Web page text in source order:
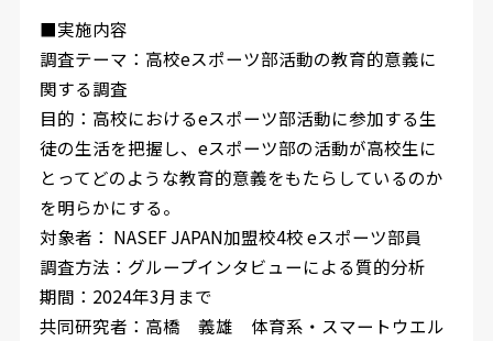
■実施内容
調査テーマ：高校eスポーツ部活動の教育的意義に
関する調査
目的：高校におけるeスポーツ部活動に参加する生
徒の生活を把握し、eスポーツ部の活動が高校生に
とってどのような教育的意義をもたらしているのか
を明らかにする。
対象者： NASEF JAPAN加盟校4校 eスポーツ部員
調査方法：グループインタビューによる質的分析
期間：2024年3月まで
共同研究者：高橋 義雄 体育系・スマートウエル